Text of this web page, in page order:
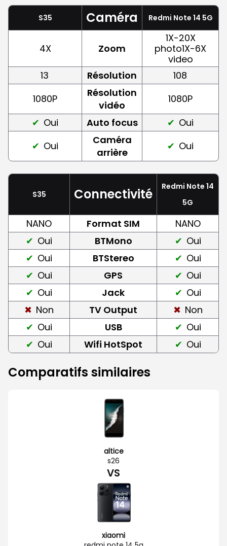
S35 Caméra Redmi Note 14 5G
4X Zoom
1X-20X
photo1X-6X
video
13
Résolution
108
1080P
Résolution
vidéo
1080P
Oui
Auto focus
Oui
Oui
Caméra
arrière
Oui
S35 Connectivité
Redmi Note 14
5G
NANO Format SIM
NANO
Oui
BTMono
Oui
Oui
BTStereo
Oui
Oui
GPS
Oui
Oui
Jack
Oui
Non
TV Output
Non
Oui
USB
Oui
Oui
Wifi HotSpot Oui
Comparatifs similaires
altice
s26
VS
xiaomi